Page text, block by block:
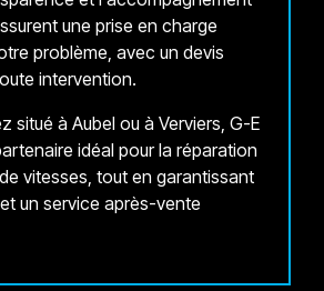
une prise en charge
problème, avec un devis
intervention.
situé à Aubel ou à Verviers, G-E
idéal pour la réparation
vitesses, tout en garantissant
un service après-vente